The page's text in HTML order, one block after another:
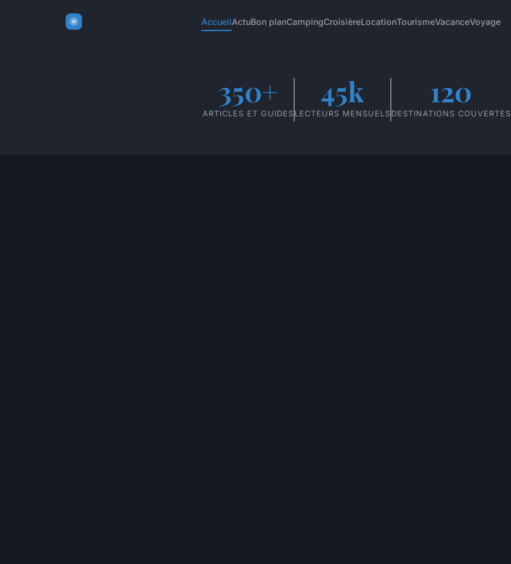
AccueilActuBon planCampingCroisièreLocationTourismeVacanceVoyage
350+
ARTICLES ET GUIDES
45k
LECTEURS MENSUELS
120
DESTINATIONS COUVERTES